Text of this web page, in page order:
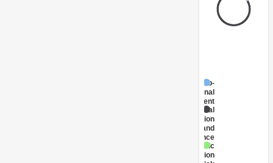
Government
Cohesion
Resilience
Administration